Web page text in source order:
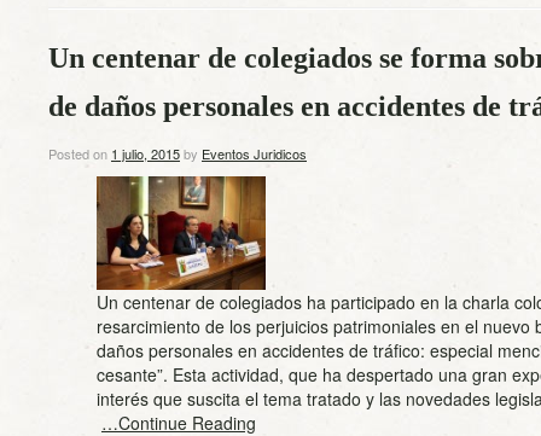
Un centenar de colegiados se forma
de daños personales en accidentes de
Posted on 1 julio, 2015by Eventos Juridicos
Un centenar de colegiados ha participado en la charla
resarcimiento de los perjuicios patrimoniales en el nuevo
daños personales en accidentes de tráfico: especial
cesante”. Esta actividad, que ha despertado una gran
interés que suscita el tema tratado y las novedades
…Continue Reading